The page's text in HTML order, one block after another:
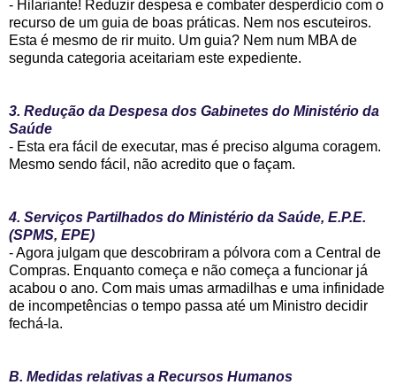
- Hilariante! Reduzir despesa e combater desperdício com o
recurso de um guia de boas práticas. Nem nos escuteiros.
Esta é mesmo de rir muito. Um guia? Nem num MBA de
segunda categoria aceitariam este expediente.
3. Redução da Despesa dos Gabinetes do Ministério da
Saúde
- Esta era fácil de executar, mas é preciso alguma coragem.
Mesmo sendo fácil, não acredito que o façam.
4. Serviços Partilhados do Ministério da Saúde, E.P.E.
(SPMS, EPE)
- Agora julgam que descobriram a pólvora com a Central de
Compras. Enquanto começa e não começa a funcionar já
acabou o ano. Com mais umas armadilhas e uma infinidade
de incompetências o tempo passa até um Ministro decidir
fechá-la.
B. Medidas relativas a Recursos Humanos